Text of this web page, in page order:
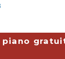
piano